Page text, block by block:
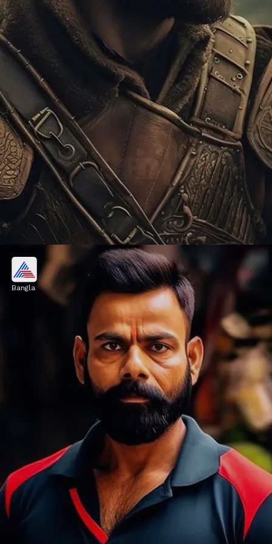
যোদ্ধার বেশে বিরাট
এমন যোদ্ধার বেশ এই সময়ে খুবই পরিচিত। মূলত
ইউরোপিয়ান যোদ্ধাদের এমন বেশে দেখা যায়।
আর্টিফিশিয়াল ইনটেলিজেন্স তার বুদ্ধিমত্তায় নিজে
থেকেই বিরাটের এমন পোট্রেট এঁকেছে
Image credits: instagram
Bangla